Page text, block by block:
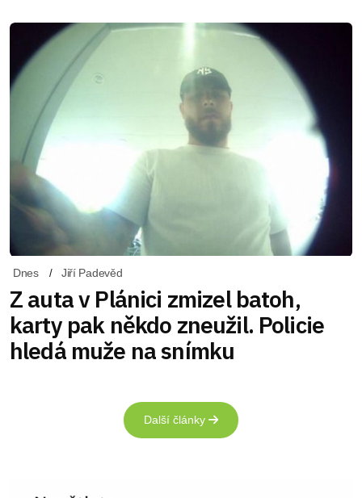
Dnes Jiří Padevěd
Z auta v Plánici zmizel batoh,
karty pak někdo zneužil. Policie
hledá muže na snímku
Další články